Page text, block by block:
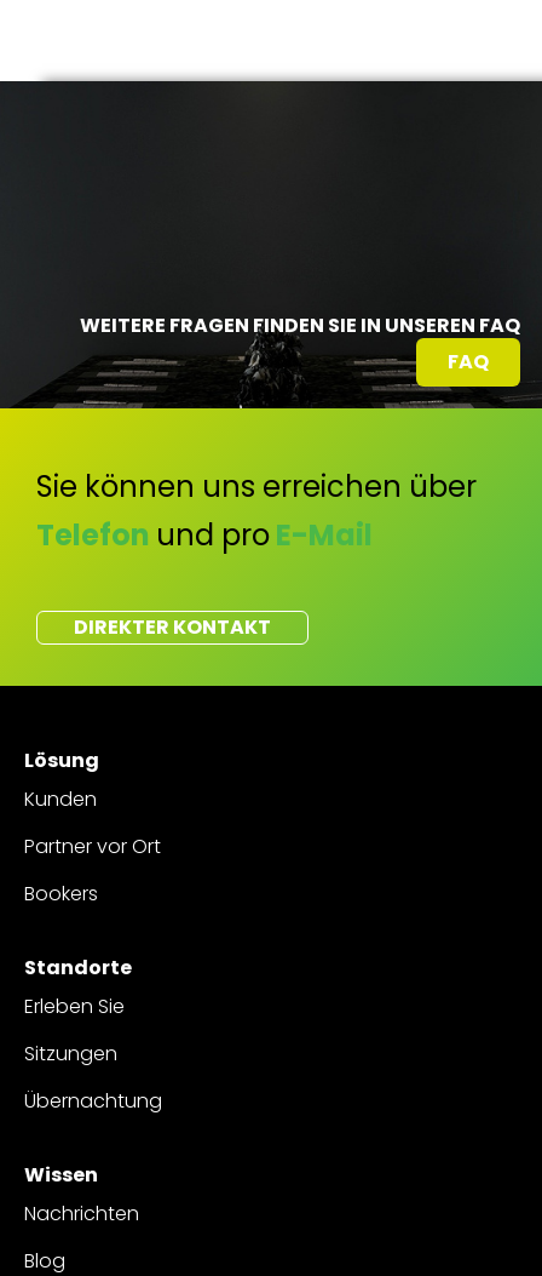
WEITERE FRAGEN FINDEN SIE IN UNSEREN FAQ
FAQ
Sie können uns erreichen über
Telefon und proE-Mail
DIREKTER KONTAKT
Lösung
Kunden
Partner vor Ort
Bookers
Standorte
Erleben Sie
Sitzungen
Übernachtung
Wissen
Nachrichten
Blog